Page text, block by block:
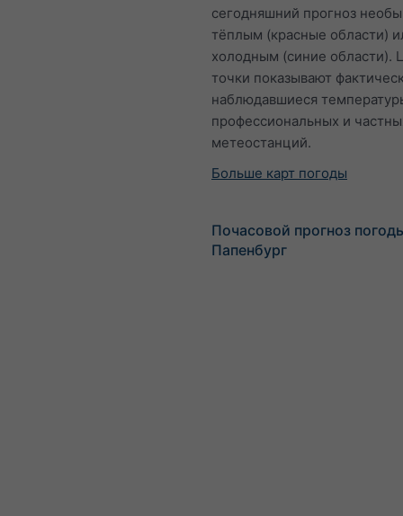
сегодняшний прогноз
тёплым (красные области)
холодным (синие области).
точки показывают
наблюдавшиеся
профессиональных и
метеостанций.
Больше карт погоды
Почасовой прогноз
Папенбург